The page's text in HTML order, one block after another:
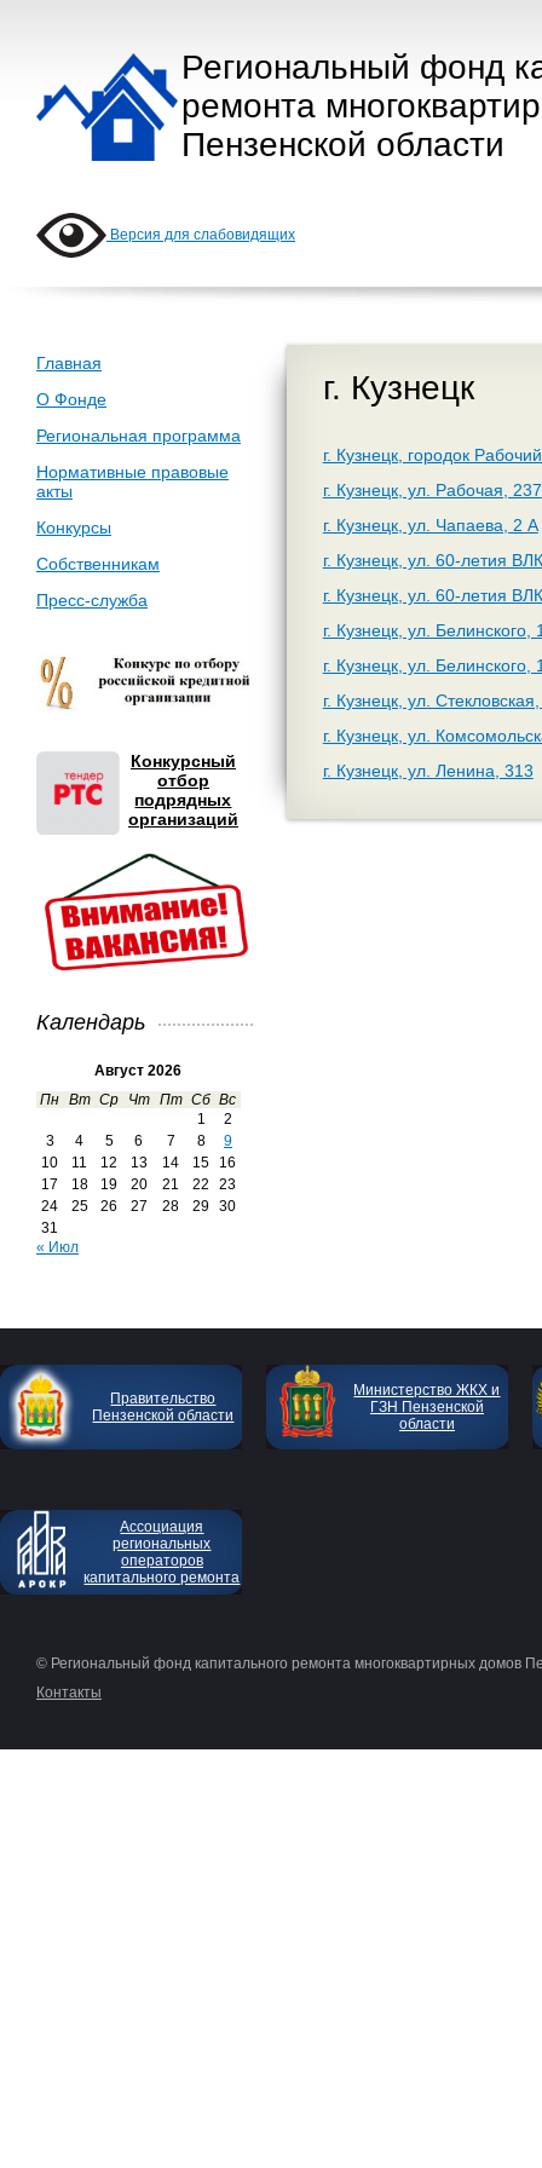
Региональный фонд
ремонта
Пензенской области
Версия для слабовидящих
Главная
О Фонде
Региональная программа
Нормативные правовые
акты
Конкурсы
Собственникам
Пресс-служба
Конкурсный
отбор
подрядных
организаций
Календарь
Август 2026
Пн Вт Ср Чт Пт Сб Вс
1
2
3
4 5 6 7 8
9
10
11 12 13 14 15
16
17
18 19 20 21 22
23
24
25 26 27 28 29
30
31
« Июл
г. Кузнецк
г. Кузнецк, городок
г. Кузнецк, ул. Рабочая, 237
г. Кузнецк, ул. Чапаева, 2 А
г. Кузнецк, ул. 60-летия
г. Кузнецк, ул. 60-летия
г. Кузнецк, ул. Белинского,
г. Кузнецк, ул. Белинского,
г. Кузнецк, ул.
г. Кузнецк, ул.
г. Кузнецк, ул. Ленина, 313
Правительство
Пензенской области
Министерство ЖКХ и
ГЗН Пензенской
области
Ассоциация
региональных
операторов
капитального ремонта
© Региональный фонд капитального ремонта многоквартирных домов
Контакты